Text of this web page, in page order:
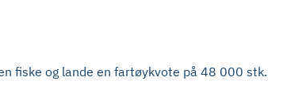
fiske og lande en fartøykvote på 48 000 stk.